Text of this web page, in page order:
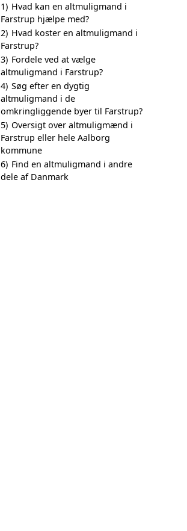
1) Hvad kan en altmuligmand i
Farstrup hjælpe med?
2) Hvad koster en altmuligmand i
Farstrup?
3) Fordele ved at vælge
altmuligmand i Farstrup?
4) Søg efter en dygtig
altmuligmand i de
omkringliggende byer til Farstrup?
5) Oversigt over altmuligmænd i
Farstrup eller hele Aalborg
kommune
6) Find en altmuligmand i andre
dele af Danmark